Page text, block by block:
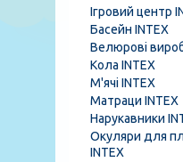
Ігровий центр
Басейн INTEX
Велюрові
Кола INTEX
М'ячі INTEX
Матраци INTEX
Нарукавники
Окуляри для
INTEX